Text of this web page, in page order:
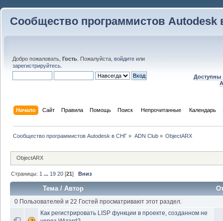
Сообщество программистов Autodesk
Добро пожаловать, Гость . Пожалуйста, войдите или
зарегистрируйтесь
Доступны
Начало Сайт Правила Помощь Поиск Непрочитанные Календарь
Сообщество программистов Autodesk в СНГ » ADN Club» ObjectARX
ObjectARX
Страницы: 1 ... 19 20 [21]Вниз
Тема /Автор
0 Пользователей и 22 Гостей просматривают этот раздел.
Как регистрировать LISP функции в проекте, созданном не